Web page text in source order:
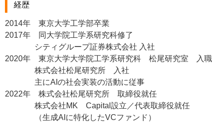
経歴
2014年 東京大学工学部卒業
2017年 同大学院工学系研究科修了
シティグループ証券株式会社 入社
2020年 東京大学大学院工学系研究科 松尾研究室 入職
株式会社松尾研究所 入社
主にAIの社会実装の活動に従事
2022年 株式会社松尾研究所 取締役就任
株式会社MK Capital設立／代表取締役就任
（生成AIに特化したVCファンド）